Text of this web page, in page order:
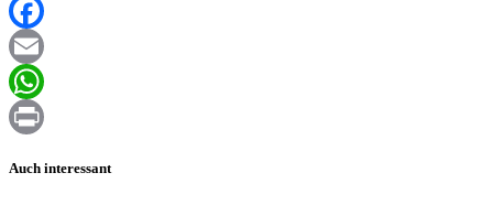
XING
Facebook
Email
WhatsApp
Auch interessant